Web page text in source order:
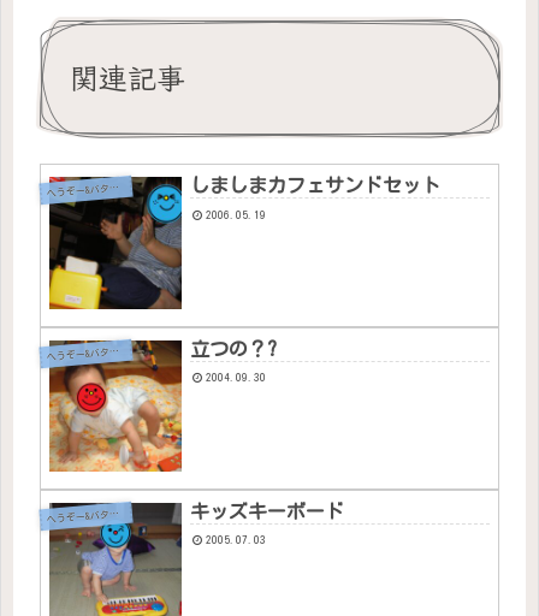
関連記事
へ
うぞー&バタちゃん しましまカフェサンドセット
2006.05.19
へ
うぞー&バタちゃん 立つの？?
2004.09.30
へ
うぞー&バタちゃん キッズキーボード
2005.07.03